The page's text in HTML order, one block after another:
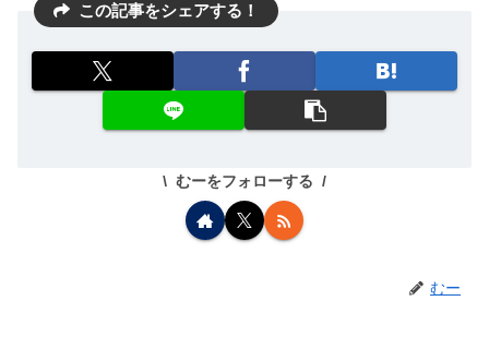
この記事をシェアする！
むーをフォローする
むー